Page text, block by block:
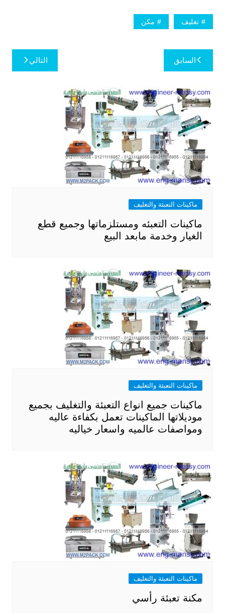
تغليف مكن
تصفّح
المقالات
السابق التالي
ماكينات التعبئة والتغليف
ماكينات التعبئه ومستلزماتها وجميع قطع
الغيار وخدمة مابعد البيع
ماكينات التعبئة والتغليف
ماكينات جميع انواع التعبئة والتغليف بجميع
موديلاتها الماكينات تعمل بكفاءة عاليه
ومواصفات عالميه واسعار خياليه
ماكينات التعبئة والتغليف
مكنة تعبئة رأسي